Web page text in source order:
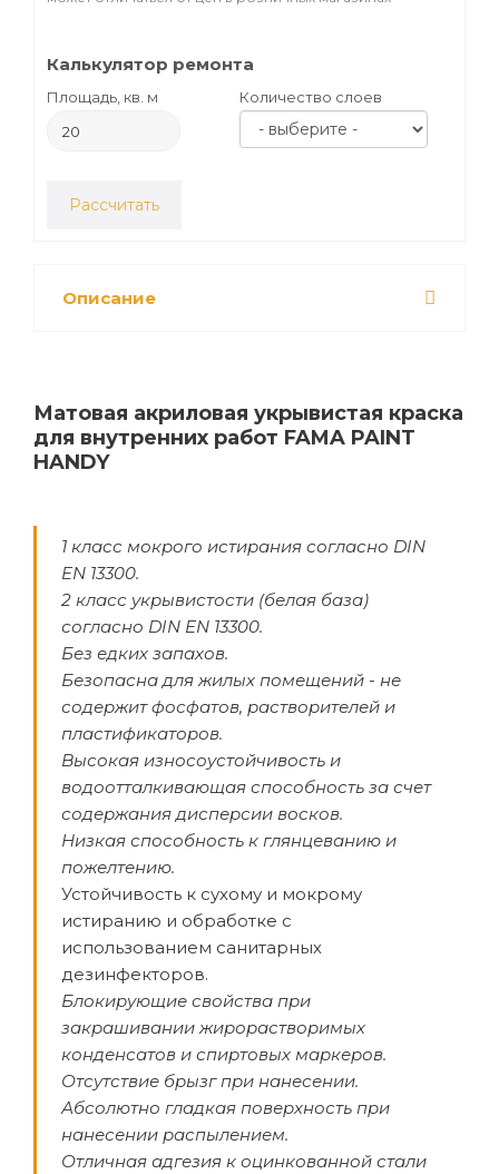
Калькулятор ремонта
Площадь, кв. м Количество слоев
Рассчитать
Описание
Матовая акриловая укрывистая краска
для внутренних работ FAMA PAINT
HANDY
1 класс мокрого истирания согласно DIN
EN 13300.
2 класс укрывистости (белая база)
согласно DIN EN 13300.
Без едких запахов.
Безопасна для жилых помещений - не
содержит фосфатов, растворителей и
пластификаторов.
Высокая износоустойчивость и
водоотталкивающая способность за счет
содержания дисперсии восков.
Низкая способность к глянцеванию и
пожелтению.
Устойчивость к сухому и мокрому
истиранию и обработке с
использованием санитарных
дезинфекторов.
Блокирующие свойства при
закрашивании жирорастворимых
конденсатов и спиртовых маркеров.
Отсутствие брызг при нанесении.
Абсолютно гладкая поверхность при
нанесении распылением.
Отличная адгезия к оцинкованной стали